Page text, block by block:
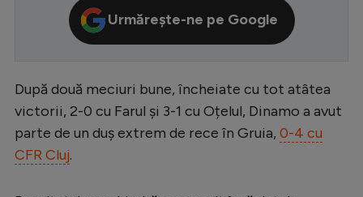
Serie A
Bundesliga
Campionate
Starurile fotbalului
Urmărește-ne pe Google
După două meciuri bune, încheiate cu tot atâtea
victorii, 2-0 cu Farul și 3-1 cu Oțelul, Dinamo a avut
parte de un duș extrem de rece în Gruia, 0-4 cu
CFR Cluj.